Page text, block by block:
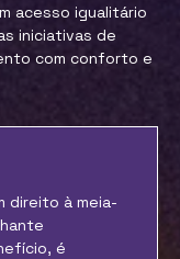
acesso igualitário
iniciativas de
com conforto e
direito à meia-
é